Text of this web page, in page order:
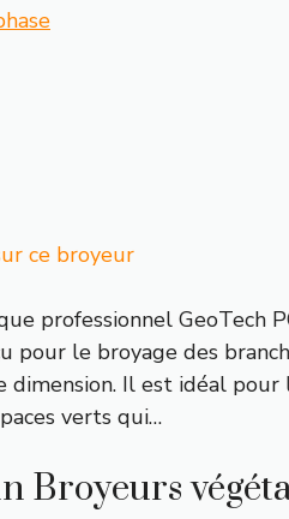
ce broyeur
professionnel GeoTech
pour le broyage des
dimension. Il est idéal
verts qui…
Broyeurs